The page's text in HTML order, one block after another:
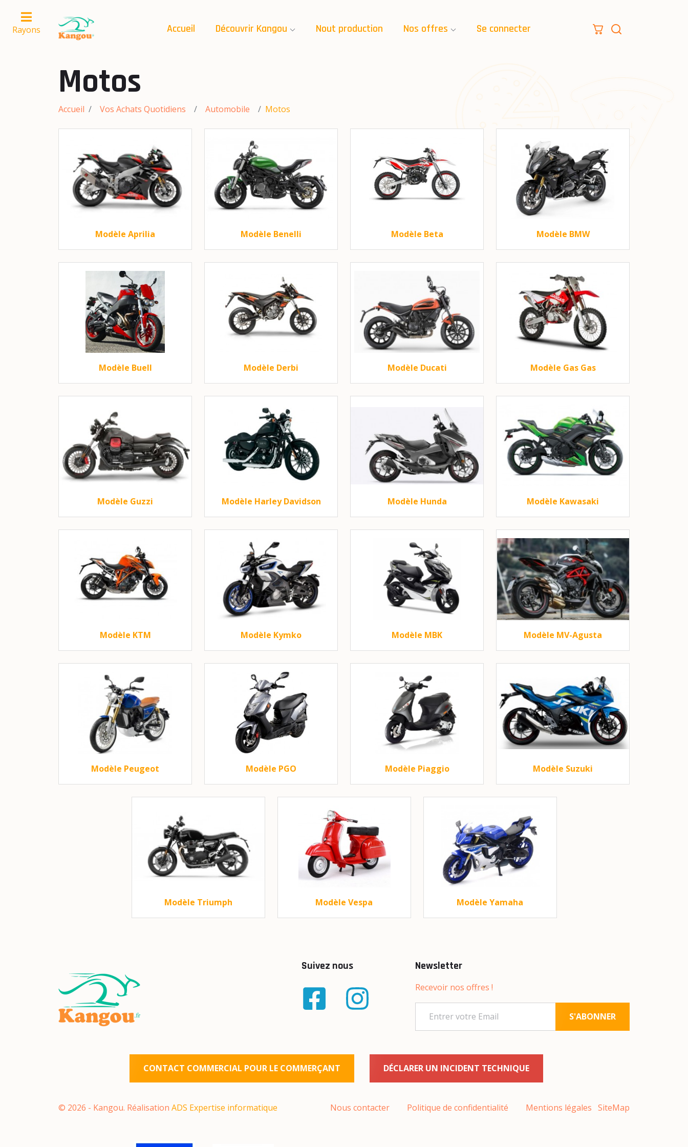
Rayons Accueil Découvrir Kangou Nout production Nos offres Se connecter
Motos
Accueil Vos Achats Quotidiens Automobile Motos
Modèle Aprilia Modèle Benelli Modèle Beta Modèle BMW
Modèle Buell Modèle Derbi Modèle Ducati Modèle Gas Gas
Modèle Guzzi Modèle Harley Davidson Modèle Hunda Modèle Kawasaki
Modèle KTM Modèle Kymko Modèle MBK Modèle MV-Agusta
Modèle Peugeot Modèle PGO Modèle Piaggio Modèle Suzuki
Modèle Triumph Modèle Vespa Modèle Yamaha
Suivez nous Newsletter
Recevoir nos offres !
S'ABONNER
CONTACT COMMERCIAL POUR LE COMMERÇANT DÉCLARER UN INCIDENT TECHNIQUE
Nous contacter Politique de confidentialité Mentions légales SiteMap
© 2026 - Kangou. Réalisation ADS Expertise informatique